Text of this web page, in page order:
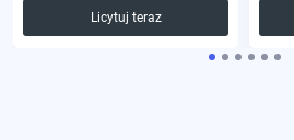
Licytuj teraz